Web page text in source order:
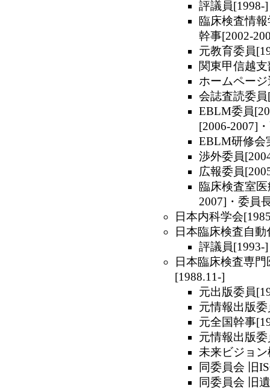
評議員[1998-]
臨床検査情
幹事[2002-
元教育委員
関東甲信越
ホームペー
会誌査読委員
EBLM委員
[2006-2007]
EBLM研修会
渉外委員
広報委員
臨床検査室
2007]・委員
日本内科学会
日本臨床検査自
評議員[1993-]
日本臨床検査専
[1988.11-]
元出版委員
元情報出版
元全国幹事
元情報出版
未来ビジョ
同委員会 旧
同委員会 旧